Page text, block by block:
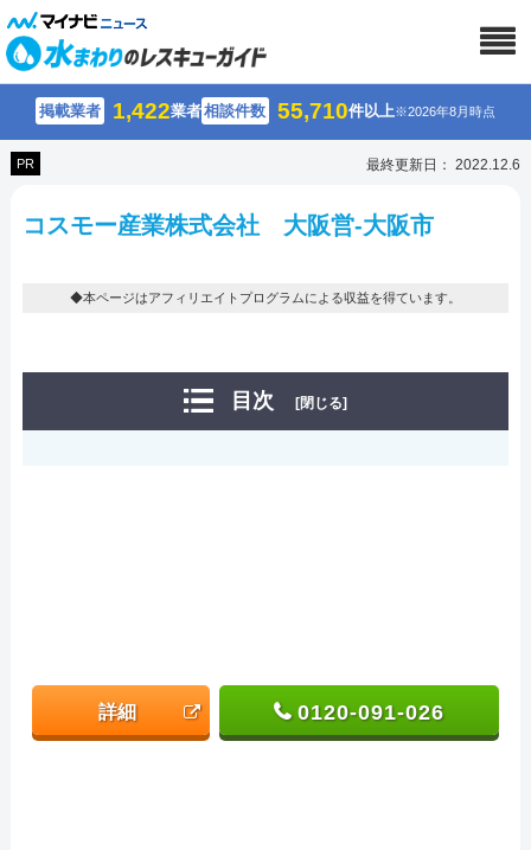
掲載業者 1,422業者相談件数 55,710件以上※2026年8月時点
PR 最終更新日： 2022.12.6
コスモー産業株式会社 大阪営-大阪市
◆本ページはアフィリエイトプログラムによる収益を得ています。
目次 [閉じる]
詳細 0120-091-026